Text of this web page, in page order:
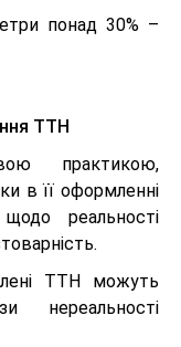
понад 30% –
ТТН
практикою,
в її оформленні
реальності
ТТН можуть
нереальності